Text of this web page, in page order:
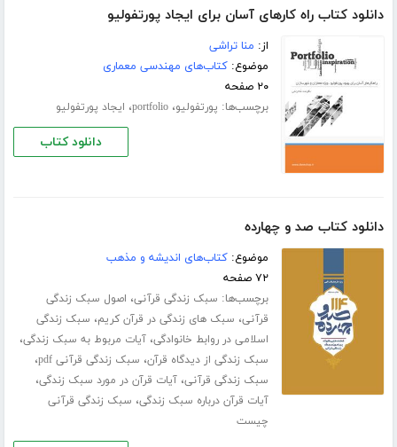
دانلود کتاب راه کارهای آسان برای ایجاد پورتفولیو
از: منا تراشی
موضوع:کتاب‌های مهندسی معماری
۲۰ صفحه
برچسب‌ها: پورتفولیو،portfolio، ایجاد پورتفولیو
دانلود کتاب
دانلود کتاب صد و چهارده
موضوع:کتاب‌های اندیشه و مذهب
۷۲ صفحه
برچسب‌ها: سبک زندگی قرآنی، اصول سبک زندگی
قرآنی، سبک های زندگی در قرآن کریم، سبک زندگی
اسلامی در روابط خانوادگی،آیات مربوط به سبک زندگی،
سبک زندگی از دیدگاه قرآن، سبک زندگی قرآنی pdf ،
سبک زندگی قرآنی،آیات قرآن در مورد سبک زندگی،
آیات قرآن درباره سبک زندگی، سبک زندگی قرآنی
چیست